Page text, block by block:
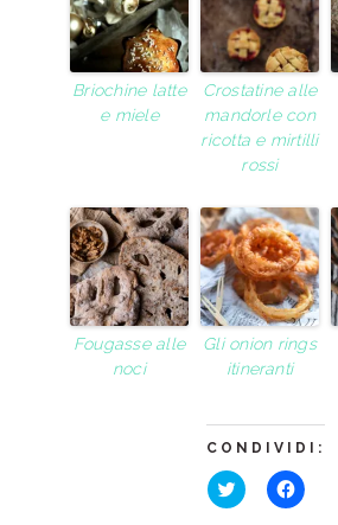
Briochine latte
e miele
Crostatine alle
mandorle con
ricotta e mirtilli
rossi
Fougasse alle
noci
Gli onion rings
itineranti
CONDIVIDI:
Fai Fai